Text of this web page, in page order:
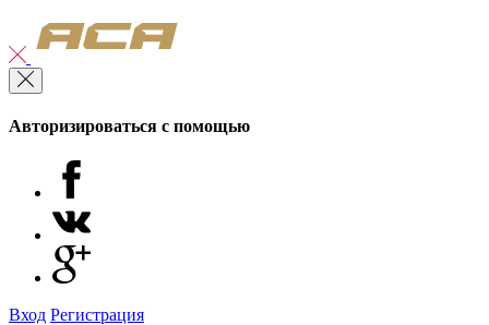
Авторизироваться с помощью
Вход Регистрация